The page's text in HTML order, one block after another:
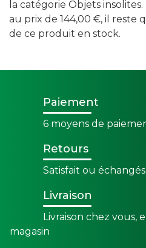
la catégorie Objets
au prix de 144,00 €, il reste
de ce produit en stock.
Paiement
6 moyens de
Retours
Satisfait ou échangés
Livraison
Livraison chez vous,
magasin